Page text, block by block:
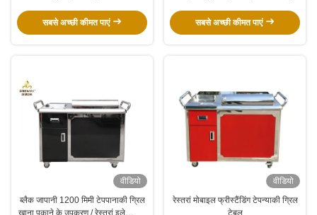
सबसे अच्छी कीमत पाएं
सबसे अच्छी कीमत पाएं
वीडियो
ब्लैक जापानी 1200 मिमी टेपपानाकी ग्रिल
खाना पकाने के उपकरण / रेस्तरां इलेक्ट्रिक
वीडियो
रेस्तरां मोबाइल फ्रीस्टैंडिंग टेपन्याकी ग्रिल
टेबल